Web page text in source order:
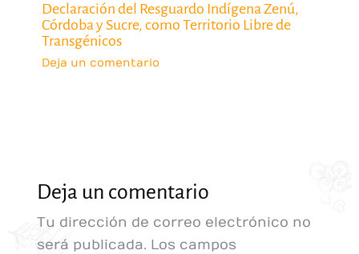
Declaración del Resguardo Indígena Zenú,
Córdoba y Sucre, como Territorio Libre de
Transgénicos
Deja un comentario
Deja un comentario
Tu dirección de correo electrónico no
será publicada. Los campos